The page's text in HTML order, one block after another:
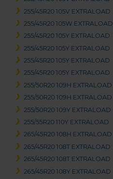
255/45R20 105V EXTRALOAD
255/45R20 105W EXTRALOAD
255/45R20 105Y EXTRALOAD
255/45R20 105Y EXTRALOAD
255/45R20 105Y EXTRALOAD
255/45R20 105Y EXTRALOAD
255/50R20 109H EXTRALOAD
255/50R20 109H EXTRALOAD
255/50R20 109Y EXTRALOAD
255/55R20 110Y EXTRALOAD
265/45R20 108H EXTRALOAD
265/45R20 108T EXTRALOAD
265/45R20 108T EXTRALOAD
265/45R20 108Y EXTRALOAD